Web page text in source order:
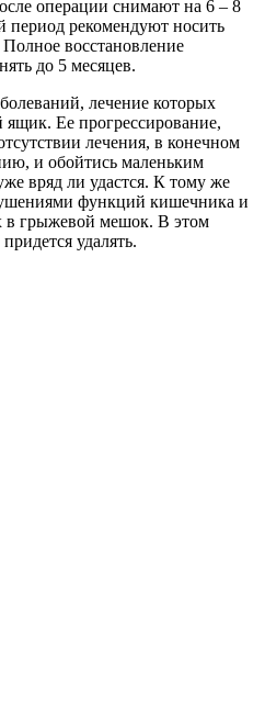
операции снимают на 6 – 8
период рекомендуют носить
восстановление
до 5 месяцев.
лечение которых
Ее прогрессирование,
лечения, в конечном
и обойтись маленьким
вряд ли удастся. К тому же
функций кишечника и
в грыжевой мешок. В этом
удалять.